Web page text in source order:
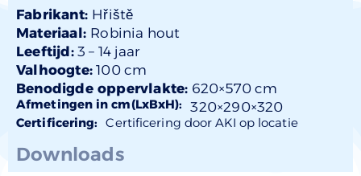
Fabrikant: Hřiště
Materiaal: Robinia hout
Leeftijd:3 – 14 jaar
Valhoogte: 100 cm
Benodigde oppervlakte: 620×570 cm
Afmetingen in cm(LxBxH): 320×290×320
Certificering: Certificering door AKI op locatie
Downloads